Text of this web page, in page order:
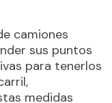
camiones
sus puntos
para tenerlos
medidas